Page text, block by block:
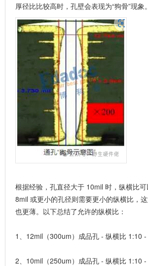
厚径比比较高时，孔壁会表现为“狗骨”现象。
根据经验，孔直径大于 10mil 时，纵横比
8mil 或更小的孔径则需要更小的纵横比，
也更薄。以下总结了允许的纵横比：
1、12mil（300um）成品孔 - 纵横比 1:10
2、10mil（250um）成品孔 - 纵横比 1:10